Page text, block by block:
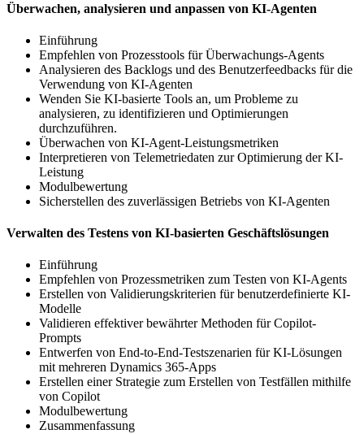
Überwachen, analysieren und anpassen von KI-Agenten
Einführung
Empfehlen von Prozesstools für Überwachungs-Agents
Analysieren des Backlogs und des Benutzerfeedbacks für die
Verwendung von KI-Agenten
Wenden Sie KI-basierte Tools an, um Probleme zu
analysieren, zu identifizieren und Optimierungen
durchzuführen.
Überwachen von KI-Agent-Leistungsmetriken
Interpretieren von Telemetriedaten zur Optimierung der KI-
Leistung
Modulbewertung
Sicherstellen des zuverlässigen Betriebs von KI-Agenten
Verwalten des Testens von KI-basierten Geschäftslösungen
Einführung
Empfehlen von Prozessmetriken zum Testen von KI-Agents
Erstellen von Validierungskriterien für benutzerdefinierte KI-
Modelle
Validieren effektiver bewährter Methoden für Copilot-
Prompts
Entwerfen von End-to-End-Testszenarien für KI-Lösungen
mit mehreren Dynamics 365-Apps
Erstellen einer Strategie zum Erstellen von Testfällen mithilfe
von Copilot
Modulbewertung
Zusammenfassung